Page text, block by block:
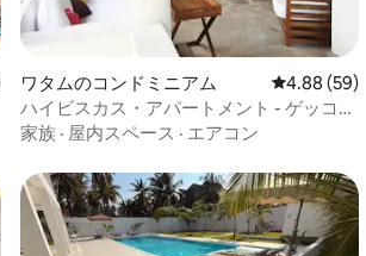
件、5つ星中5.0つ星の平均評価
ワタムのコンドミニアム レビュー
4.88 (59)
ハイビスカス・アパートメント - ゲッコー
リゾート
家族 · 屋内スペース · エアコン